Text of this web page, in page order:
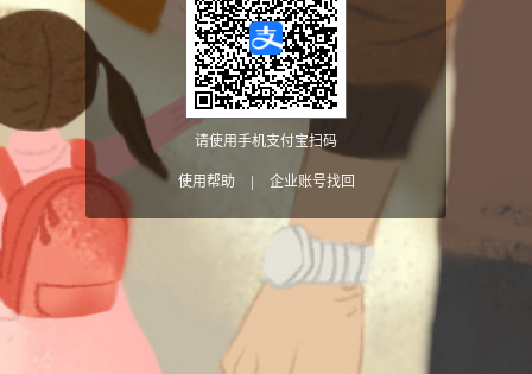
请使用手机支付宝扫码
使用帮助 企业账号找回